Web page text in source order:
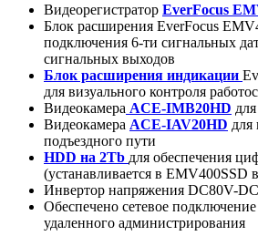
Видеорегистратор EverFocus
Блок расширения EverFocus
подключения 6-ти сигнальных
сигнальных выходов
Блок расширения индикации
для визуального контроля
Видеокамера ACE-IMB20HD
Видеокамера ACE-IAV20HD для
подъездного пути
HDD на 2Tb для обеспечения
(устанавливается в EMV400SSD
Инвертор напряжения DC80V-
Обеспечено сетевое
удаленного администрирования